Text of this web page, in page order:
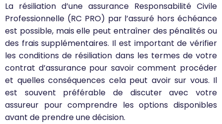
La résiliation d’une assurance Responsabilité Civile
Professionnelle (RC PRO) par l’assuré hors échéance
est possible, mais elle peut entraîner des pénalités ou
des frais supplémentaires. Il est important de vérifier
les conditions de résiliation dans les termes de votre
contrat d’assurance pour savoir comment procéder
et quelles conséquences cela peut avoir sur vous. Il
est souvent préférable de discuter avec votre
assureur pour comprendre les options disponibles
avant de prendre une décision.